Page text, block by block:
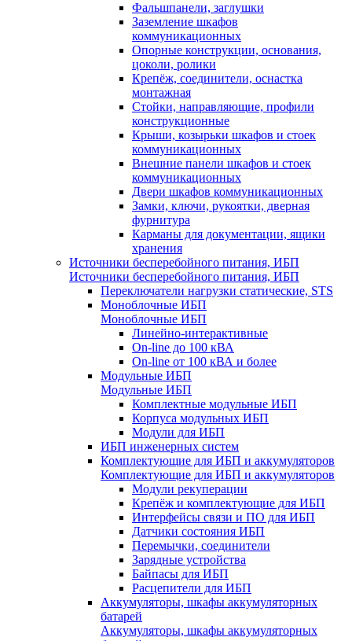
Фальшпанели, заглушки
Заземление шкафов
коммуникационных
Опорные конструкции, основания,
цоколи, ролики
Крепёж, соединители, оснастка
монтажная
Стойки, направляющие, профили
конструкционные
Крыши, козырьки шкафов и стоек
коммуникационных
Внешние панели шкафов и стоек
коммуникационных
Двери шкафов коммуникационных
Замки, ключи, рукоятки, дверная
фурнитура
Карманы для документации, ящики
хранения
Источники бесперебойного питания, ИБП
Источники бесперебойного питания, ИБП
Переключатели нагрузки статические, STS
Моноблочные ИБП
Моноблочные ИБП
Линейно-интерактивные
On-line до 100 кВА
On-line от 100 кВА и более
Модульные ИБП
Модульные ИБП
Комплектные модульные ИБП
Корпуса модульных ИБП
Модули для ИБП
ИБП инженерных систем
Комплектующие для ИБП и аккумуляторов
Комплектующие для ИБП и аккумуляторов
Модули рекуперации
Крепёж и комплектующие для ИБП
Интерфейсы связи и ПО для ИБП
Датчики состояния ИБП
Перемычки, соединители
Зарядные устройства
Байпасы для ИБП
Расцепители для ИБП
Аккумуляторы, шкафы аккумуляторных
батарей
Аккумуляторы, шкафы аккумуляторных